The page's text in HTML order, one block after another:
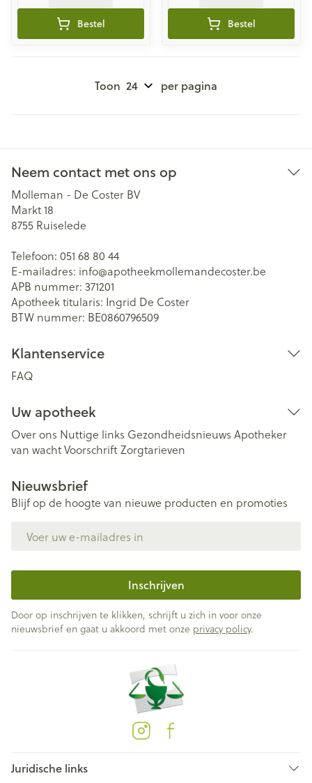
Bestel Bestel
Toon per pagina
Neem contact met ons op
Molleman - De Coster BV
Markt 18
8755 Ruiselede
Telefoon: 051 68 80 44
E-mailadres: info@apotheekmollemandecoster.be
APB nummer: 371201
Apotheek titularis: Ingrid De Coster
BTW nummer: BE0860796509
Klantenservice
FAQ
Uw apotheek
Over ons Nuttige links Gezondheidsnieuws Apotheker
van wachtVoorschriftZorgtarieven
Nieuwsbrief
Blijf op de hoogte van nieuwe producten en promoties
Inschrijven
Door op inschrijven te klikken, schrijft u zich in voor onze
nieuwsbrief en gaat u akkoord met onze privacy policy.
Juridische links